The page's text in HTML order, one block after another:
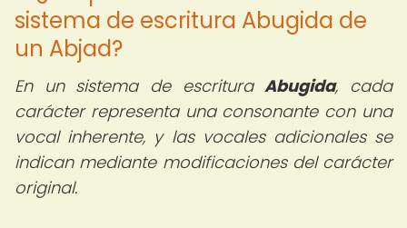
sistema de escritura Abugida de
un Abjad?
En un sistema de escrituraAbugida, cada
carácter representa una consonante con una
vocal inherente, y las vocales adicionales se
indican mediante modificaciones del carácter
original.